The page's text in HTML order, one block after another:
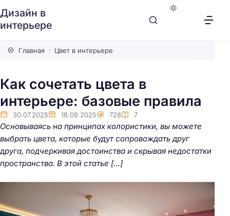
Дизайн в
интерьере
Главная Цвет в интерьере
Как сочетать цвета в
интерьере: базовые правила
30.07.2025 18.08.2025 728 7
Основываясь на принципах колористики, вы можете
выбрать цвета, которые будут сопровождать друг
друга, подчеркивая достоинства и скрывая недостатки
пространства. В этой статье […]